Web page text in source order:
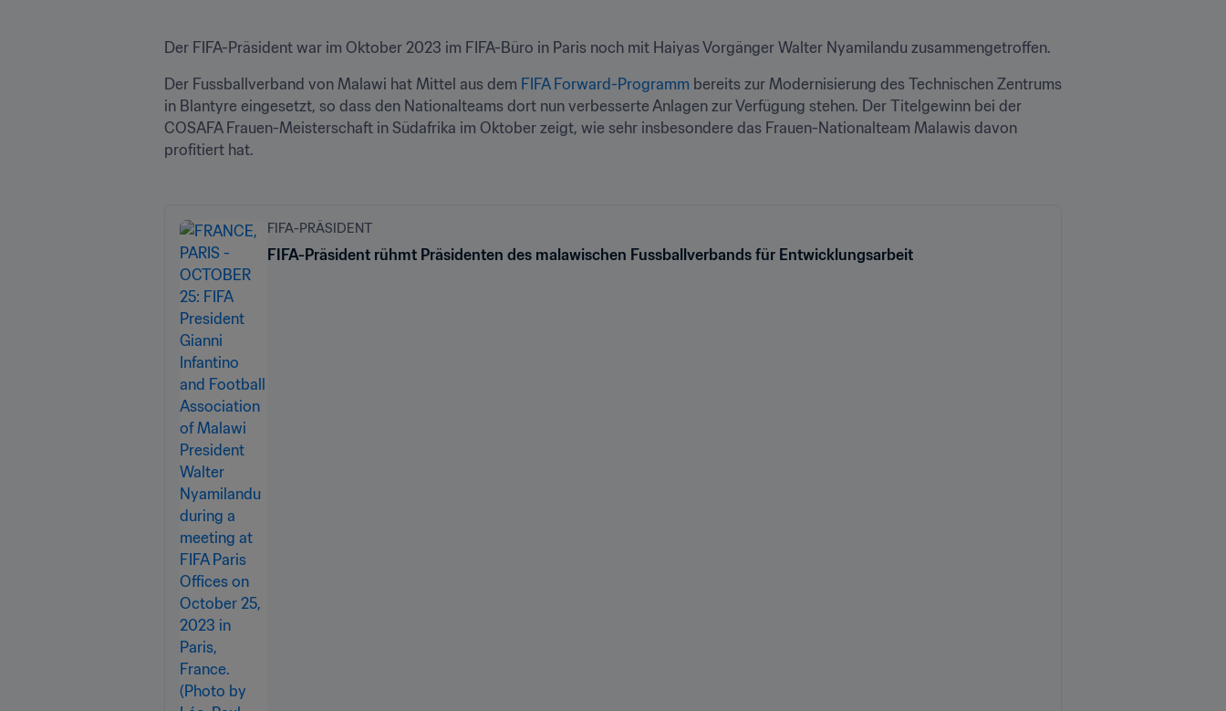
Der FIFA-Präsident war im Oktober 2023 im FIFA-Büro in Paris noch mit Haiyas Vorgänger Walter Nyamilandu zusammengetroffen.
Der Fussballverband von Malawi hat Mittel aus dem FIFA Forward-Programm bereits zur Modernisierung des Technischen Zentrums
in Blantyre eingesetzt, so dass den Nationalteams dort nun verbesserte Anlagen zur Verfügung stehen. Der Titelgewinn bei der
COSAFA Frauen-Meisterschaft in Südafrika im Oktober zeigt, wie sehr insbesondere das Frauen-Nationalteam Malawis davon
profitiert hat.
FIFA-PRÄSIDENT
FIFA-Präsident rühmt Präsidenten des malawischen Fussballverbands für Entwicklungsarbeit